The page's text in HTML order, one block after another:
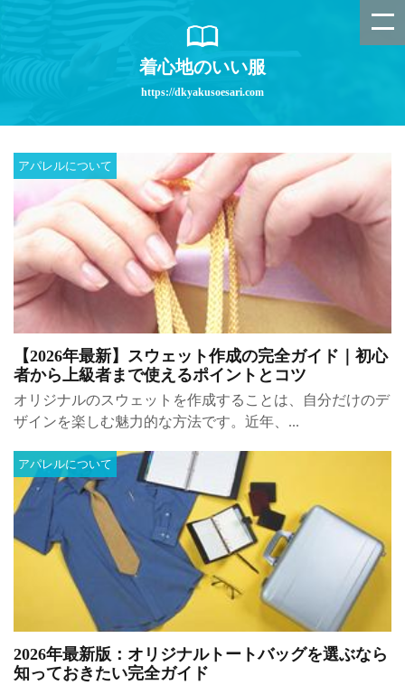
着心地のいい服
https://dkyakusoesari.com
【2026年最新】スウェット作成の完全ガイド｜初心
者から上級者まで使えるポイントとコツ
アパレルについて
オリジナルのスウェットを作成することは、自分だけのデ
ザインを楽しむ魅力的な方法です。近年、...
2026年最新版：オリジナルトートバッグを選ぶなら
知っておきたい完全ガイド
アパレルについて